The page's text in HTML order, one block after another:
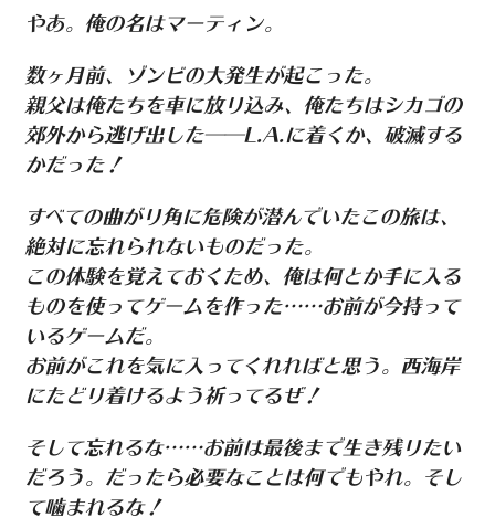
やあ。俺の名はマーティン。
数ヶ月前、ゾンビの大発生が起こった。
親父は俺たちを車に放り込み、俺たちはシカゴの
郊外から逃げ出した――L.A.に着くか、破滅する
かだった！
すべての曲がり角に危険が潜んでいたこの旅は、
絶対に忘れられないものだった。
この体験を覚えておくため、俺は何とか手に入る
ものを使ってゲームを作った……お前が今持って
いるゲームだ。
お前がこれを気に入ってくれればと思う。西海岸
にたどり着けるよう祈ってるぜ！
そして忘れるな……お前は最後まで生き残りたい
だろう。だったら必要なことは何でもやれ。そし
て噛まれるな！